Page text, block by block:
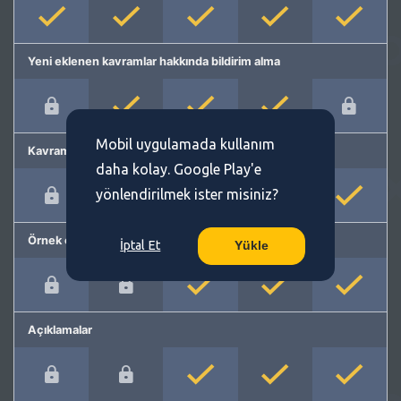
Yeni eklenen kavramlar hakkında bildirim alma
Kavram önerme
Örnek cümleler
Açıklamalar
Mobil uygulamada kullanım
daha kolay. Google Play'e
yönlendirilmek ister misiniz?
İptal Et Yükle